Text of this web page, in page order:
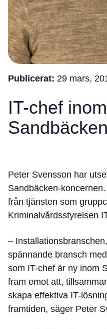
Publicerat: 29 mars,
IT-chef inom
Peter Svensson har
Sandbäcken-
från tjänsten som
Kriminalvårdsstyrelsen
–
spännande bransch
som IT-chef är ny inom
fram emot att,
skapa effektiva IT-
framtiden, säger Peter